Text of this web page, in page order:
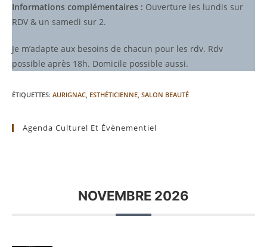
Informations complémentaires : Ouverture les lundis sur
RDV & un samedi sur 2.
Je m’adapte aux besoins de chacun pour les rdv. Rdv
possible après 18h. Domicile possible aussi.
ÉTIQUETTES: AURIGNAC, ESTHÉTICIENNE, SALON BEAUTÉ
Agenda Culturel Et Évènementiel
NOVEMBRE 2026